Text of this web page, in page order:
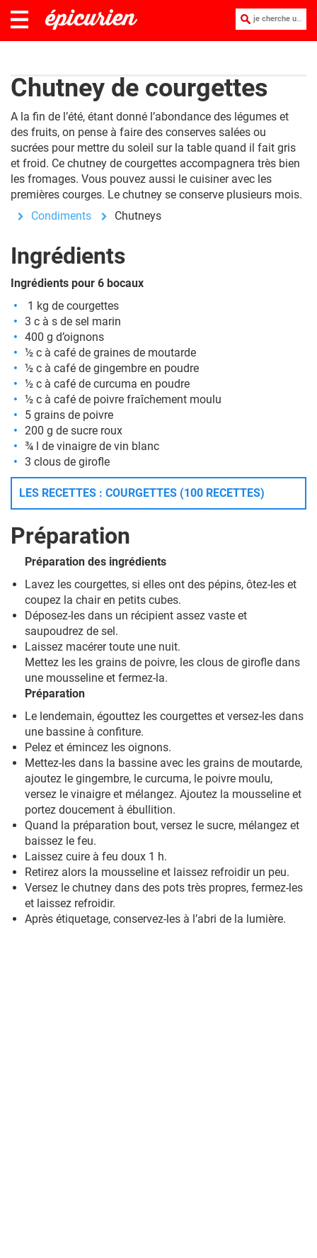
je cherche une recette :
Chutney de courgettes
A la fin de l’été, étant donné l’abondance des légumes et
des fruits, on pense à faire des conserves salées ou
sucrées pour mettre du soleil sur la table quand il fait gris
et froid. Ce chutney de courgettes accompagnera très bien
les fromages. Vous pouvez aussi le cuisiner avec les
premières courges. Le chutney se conserve plusieurs mois.
Condiments
Chutneys
Ingrédients
Ingrédients pour 6 bocaux
1 kg de courgettes
3 c à s de sel marin
400 g d’oignons
½ c à café de graines de moutarde
½ c à café de gingembre en poudre
½ c à café de curcuma en poudre
½ c à café de poivre fraîchement moulu
5 grains de poivre
200 g de sucre roux
¾ l de vinaigre de vin blanc
3 clous de girofle
LES RECETTES : COURGETTES (100 RECETTES)
Préparation
Préparation des ingrédients
Lavez les courgettes, si elles ont des pépins, ôtez-les et
coupez la chair en petits cubes.
Déposez-les dans un récipient assez vaste et
saupoudrez de sel.
Laissez macérer toute une nuit.
Mettez les les grains de poivre, les clous de girofle dans
une mousseline et fermez-la.
Préparation
Le lendemain, égouttez les courgettes et versez-les dans
une bassine à confiture.
Pelez et émincez les oignons.
Mettez-les dans la bassine avec les grains de moutarde,
ajoutez le gingembre, le curcuma, le poivre moulu,
versez le vinaigre et mélangez. Ajoutez la mousseline et
portez doucement à ébullition.
Quand la préparation bout, versez le sucre, mélangez et
baissez le feu.
Laissez cuire à feu doux 1 h.
Retirez alors la mousseline et laissez refroidir un peu.
Versez le chutney dans des pots très propres, fermez-les
et laissez refroidir.
Après étiquetage, conservez-les à l’abri de la lumière.